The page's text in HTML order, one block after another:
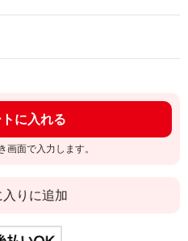
に入れる
画面で入力します。
入りに追加